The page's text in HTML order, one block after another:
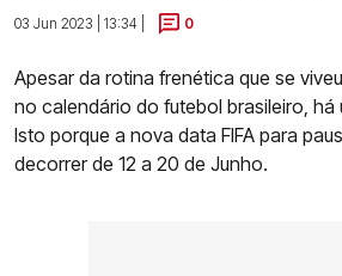
03 Jun 2023 | 13:34 |
0
Apesar da rotina frenética que se
no calendário do futebol brasileiro, há
Isto porque a nova data FIFA para
decorrer de 12 a 20 de Junho.